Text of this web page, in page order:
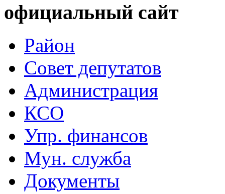
официальный сайт
Район
Совет депутатов
Администрация
КСО
Упр. финансов
Мун. служба
Документы